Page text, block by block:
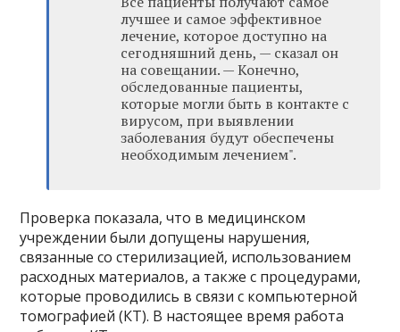
лучшее и самое эффективное
лечение, которое доступно на
сегодняшний день, — сказал он
на совещании. — Конечно,
обследованные пациенты,
которые могли быть в контакте с
вирусом, при выявлении
заболевания будут обеспечены
необходимым лечением".
Проверка показала, что в медицинском
учреждении были допущены нарушения,
связанные со стерилизацией, использованием
расходных материалов, а также с процедурами,
которые проводились в связи с компьютерной
томографией (КТ). В настоящее время работа